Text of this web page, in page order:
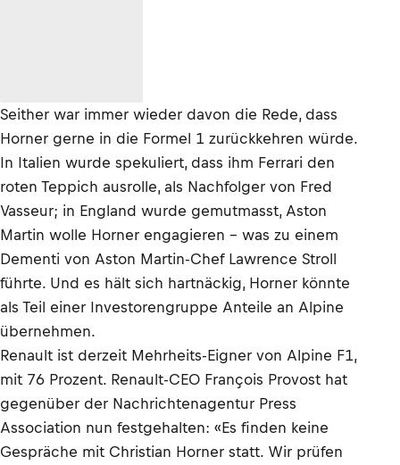
Seither war immer wieder davon die Rede, dass
Horner gerne in die Formel 1 zurückkehren würde.
In Italien wurde spekuliert, dass ihm Ferrari den
roten Teppich ausrolle, als Nachfolger von Fred
Vasseur; in England wurde gemutmasst, Aston
Martin wolle Horner engagieren – was zu einem
Dementi von Aston Martin-Chef Lawrence Stroll
führte. Und es hält sich hartnäckig, Horner könnte
als Teil einer Investorengruppe Anteile an Alpine
übernehmen.
Renault ist derzeit Mehrheits-Eigner von Alpine F1,
mit 76 Prozent. Renault-CEO François Provost hat
gegenüber der Nachrichtenagentur Press
Association nun festgehalten: «Es finden keine
Gespräche mit Christian Horner statt. Wir prüfen